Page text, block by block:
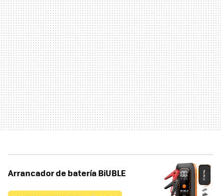
Arrancador de batería BiUBLE